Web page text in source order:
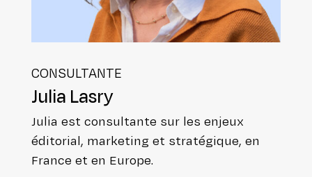
CONSUL­TANTE
Julia Lasry
Julia est consul­tante sur les enjeux
éditorial, marketing et stra­té­gique, en
France et en Europe.